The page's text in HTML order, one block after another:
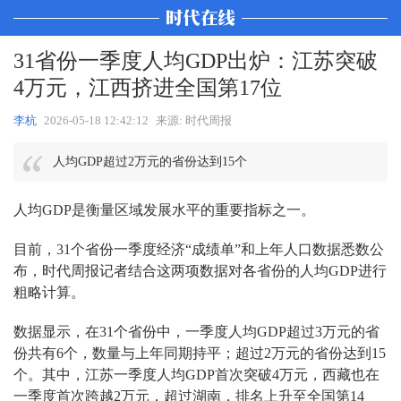
31省份一季度人均GDP出炉：江苏突破
4万元，江西挤进全国第17位
李杭 2026-05-18 12:42:12 来源: 时代周报
人均GDP超过2万元的省份达到15个
人均GDP是衡量区域发展水平的重要指标之一。
目前，31个省份一季度经济“成绩单”和上年人口数据悉数公
布，时代周报记者结合这两项数据对各省份的人均GDP进行
粗略计算。
数据显示，在31个省份中，一季度人均GDP超过3万元的省
份共有6个，数量与上年同期持平；超过2万元的省份达到15
个。其中，江苏一季度人均GDP首次突破4万元，西藏也在
一季度首次跨越2万元，超过湖南，排名上升至全国第14